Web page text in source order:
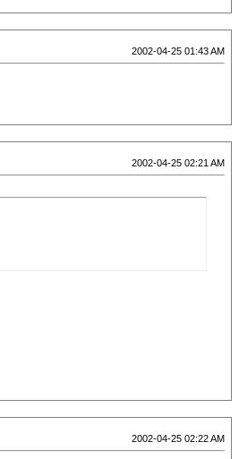
2002-04-25 01:43 AM
2002-04-25 02:21 AM
2002-04-25 02:22 AM